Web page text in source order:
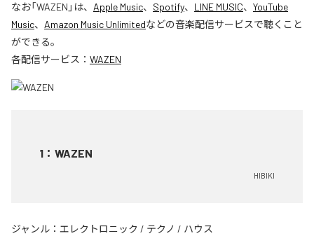
なお「WAZEN 」は、 Apple Music、 Spotify、 LINE MUSIC、 YouTube
Music、 Amazon Music Unlimitedなどの音楽配信サービスで聴くこと
ができる。
各配信サービス： WAZEN
1 ： WAZEN
HIBIKI
ジャンル： エレクトロニック / テクノ / ハウス